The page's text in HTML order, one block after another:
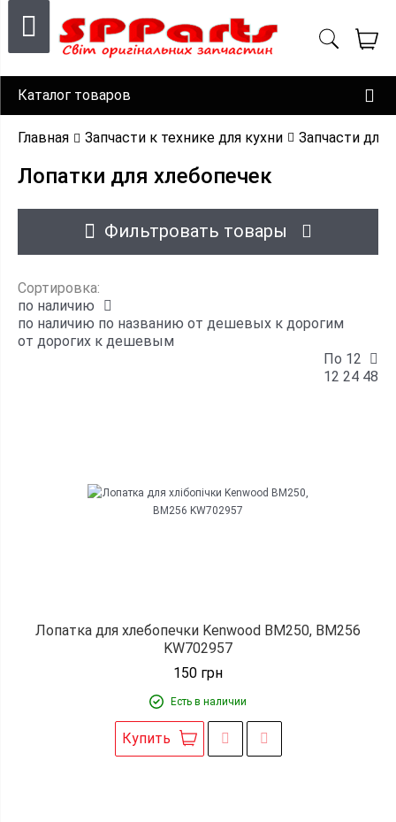
Каталог товаров
Главная Запчасти к технике для кухни Запчасти для
Лопатки для хлебопечек
Фильтровать товары
Сортировка:
по наличию
по наличию по названию от дешевых к дорогим
от дорогих к дешевым
По 12
12 24 48
Лопатка для хлебопечки Kenwood BM250, BM256
KW702957
150 грн
Есть в наличии
Купить